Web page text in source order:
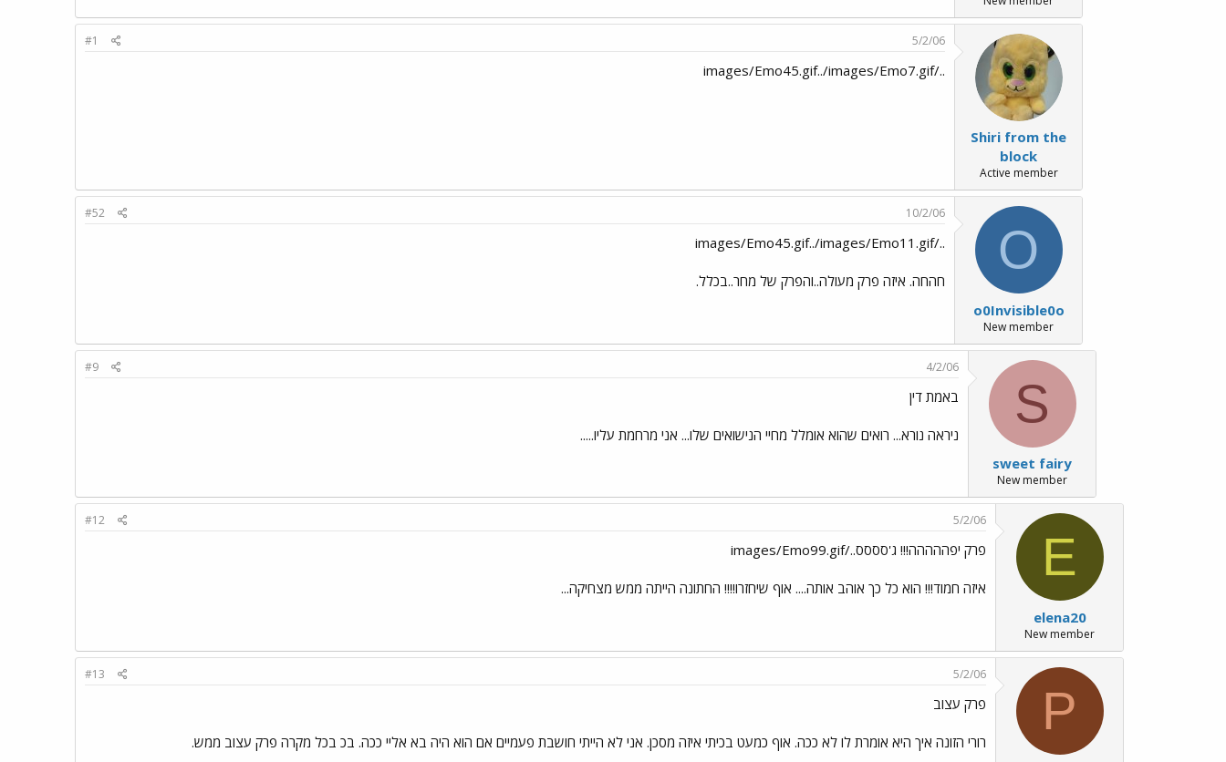
Shiri from the
block
Active member
5/2/06
#1
../images/Emo45.gif../images/Emo7.gif
O
o0Invisible0o
New member
10/2/06
#52
../images/Emo45.gif../images/Emo11.gif
חהחה. איזה פרק מעולה..והפרק של מחר..בכלל.
S
sweet fairy
New member
4/2/06
#9
באמת דין
ניראה נורא... רואים שהוא אומלל מחיי הנישואים שלו... אני מרחמת עליו.....
E
elena20
New member
5/2/06
#12
פרק יפההההה!!! ג'סססס../images/Emo99.gif
איזה חמוד!!! הוא כל כך אוהב אותה.... אוף שיחזרו!!!! החתונה הייתה ממש מצחיקה...
P
5/2/06
#13
פרק עצוב
רורי הזונה איך היא אומרת לו לא ככה. אוף כמעט בכיתי איזה מסכן. אני לא הייתי חושבת פעמיים אם הוא היה בא אליי ככה. בכ בכל מקרה פרק עצוב ממש.